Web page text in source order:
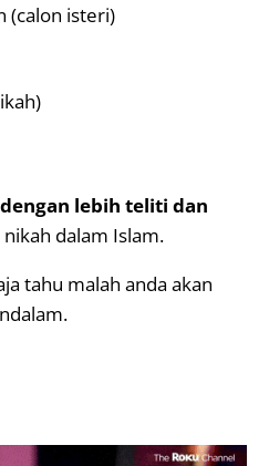
(calon isteri)
lebih teliti dan
dalam Islam.
tahu malah anda akan